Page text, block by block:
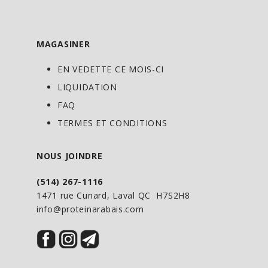
MAGASINER
EN VEDETTE CE MOIS-CI
LIQUIDATION
FAQ
TERMES ET CONDITIONS
NOUS JOINDRE
(514) 267-1116
1471 rue Cunard, Laval QC H7S2H8
info@proteinarabais.com